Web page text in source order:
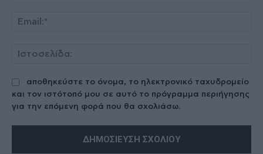
αποθηκεύστε το όνομα, το ηλεκτρονικό ταχυδρομείο
και τον ιστότοπό μου σε αυτό το πρόγραμμα περιήγησης
για την επόμενη φορά που θα σχολιάσω.